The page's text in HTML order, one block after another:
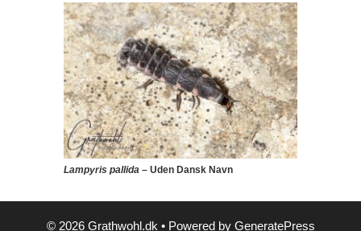
Lampyris pallida – Uden Dansk Navn
© 2026 Grathwohl.dk • Powered by GeneratePress